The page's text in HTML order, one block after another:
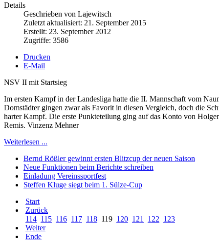
Details
Geschrieben von Lajewitsch
Zuletzt aktualisiert: 21. September 2015
Erstellt: 23. September 2012
Zugriffe: 3586
Drucken
E-Mail
NSV II mit Startsieg
Im ersten Kampf in der Landesliga hatte die II. Mannschaft vom
Domstädter gingen zwar als Favorit in diesen Vergleich, doch die
harter Kampf. Die erste Punkteteilung ging auf das Konto von
Remis. Vinzenz Mehner
Weiterlesen ...
Bernd Rößler gewinnt ersten Blitzcup der neuen Saison
Neue Funktionen beim Berichte schreiben
Einladung Vereinssportfest
Steffen Kluge siegt beim 1. Sülze-Cup
Start
Zurück
114 115 116 117 118 119 120 121 122 123
Weiter
Ende